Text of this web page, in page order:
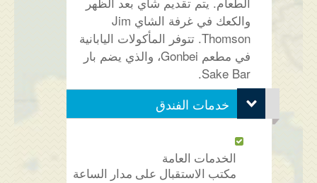
والكعك في غرفة الشاي Jim
Thomson. تتوفر المأكولات اليابانية
في مطعم Gonbei، والذي يضم بار
Sake Bar.
خدمات الفندق
الخدمات العامة
مكتب الاستقبال على مدار الساعة